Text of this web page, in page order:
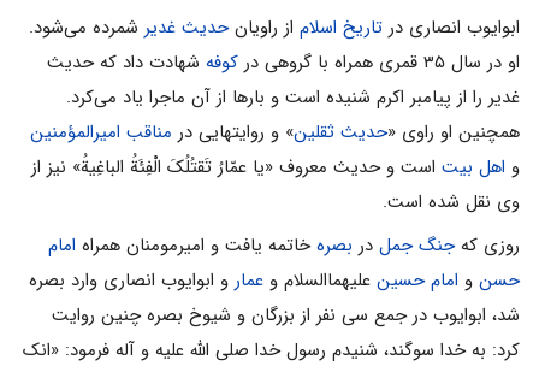
ابوایوب انصاری در تاریخ اسلام از راویانحدیث غدیر شمرده می‌‌شود.
او در سال ۳۵ قمری همراه با گروهی در
کوفه شهادت داد که حدیث
غدیر را از پیامبر اکرم شنیده است و بارها از آن ماجرا یاد می‌‌کرد.
همچنین او راوی «حدیث ثقلین» و روایتهایی در مناقب امیرالمؤمنین
و اهل بیت است و حدیث معروف «یا عمّارُ تَقتُلُکَ الْفِئَةُ الباغِیةُ» نیز از
وی نقل شده است.
روزی کهجنگ جمل در بصرهخاتمه یافت و امیرمومنان همراه امام
حسن و امام حسین علیهماالسلام و عمار و ابوایوب انصاری وارد بصره
شد، ابوایوب در جمع سی نفر از بزرگان و شیوخ بصره چنین روایت
کرد: به خدا سوگند، شنیدم رسول خدا صلی الله علیه و آله فرمود: «انک